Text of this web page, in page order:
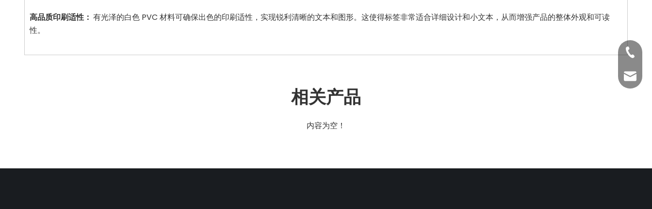
高品质印刷适性： 有光泽的白色 PVC 材料可确保出色的印刷适性，实现锐利清晰的文本和图形。这使得标签非常适合详细设计和小文本，从而增强产品的整体外观和可读
性。
相关产品
内容为空！
186-